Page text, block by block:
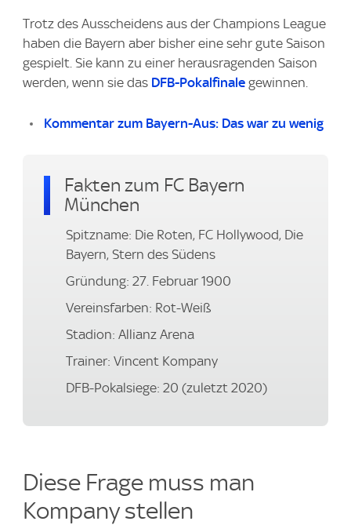
Trotz des Ausscheidens aus der Champions League
haben die Bayern aber bisher eine sehr gute Saison
gespielt. Sie kann zu einer herausragenden Saison
werden, wenn sie das DFB-Pokalfinale gewinnen.
Kommentar zum Bayern-Aus: Das war zu wenig
Fakten zum FC Bayern
München
Spitzname: Die Roten, FC Hollywood, Die
Bayern, Stern des Südens
Gründung: 27. Februar 1900
Vereinsfarben: Rot-Weiß
Stadion: Allianz Arena
Trainer: Vincent Kompany
DFB-Pokalsiege: 20 (zuletzt 2020)
Diese Frage muss man
Kompany stellen